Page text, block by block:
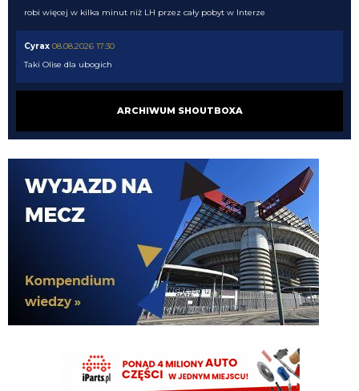
robi więcej w kilka minut niż LH przez cały pobyt w Interze
Cyrax 08.08.2026 17:30
Taki Olise dla ubogich
Diouf naprawdę tak dobrze wygląda na wahadle?
Cyrax
Zmienili taktykę. Już nawet się nie dogadują
Z kim się Inter dziś dogadał?
Tifosinho 08.08.2026 16:02
0 celnych strzałów robi wrażenie
08.08.2026 15:48
Mnie bardziej cieszy ich gra, słabo ten Milan wygląda
ARCHIWUM SHOUTBOXA